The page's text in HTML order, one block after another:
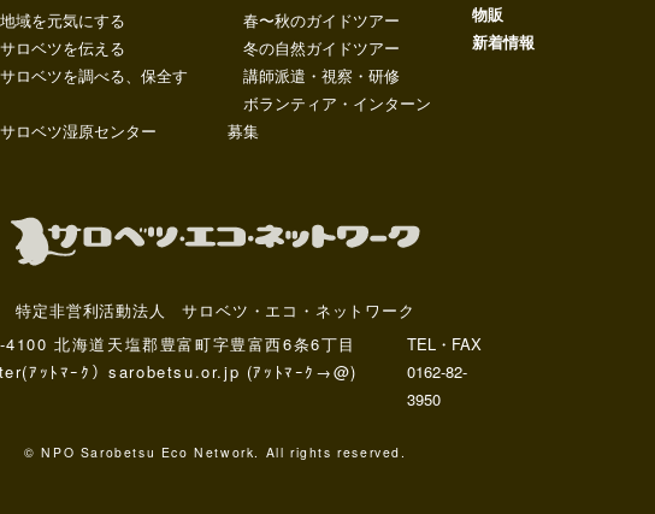
地域を元気にする
サロベツを伝える
サロベツを調べる、保全す
サロベツ湿原センター
春〜秋のガイドツアー
冬の自然ガイドツアー
講師派遣・視察・研修
ボランティア・インターン
募集
物販
新着情報
特定非営利活動法人 サロベツ・エコ・ネットワーク
4100 北海道天塩郡豊富町字豊富西6条6丁目
ｱｯﾄﾏｰｸ）sarobetsu.or.jp (ｱｯﾄﾏｰｸ→@)
TEL・FAX
0162-82-
3950
© NPO Sarobetsu Eco Network. All rights reserved.